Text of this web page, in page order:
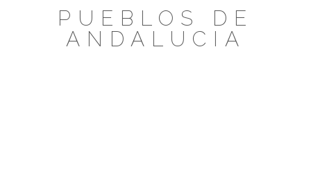
PUEBLOS DE
ANDALUCIA